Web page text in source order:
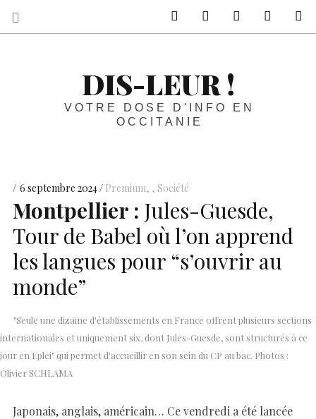
DIS-LEUR !
VOTRE DOSE D'INFO EN
OCCITANIE
6 septembre 2024 Premium, Société
Montpellier : Jules-Guesde,
Tour de Babel où l’on apprend
les langues pour “s’ouvrir au
monde”
"Seule une dizaine d'établissements en France offrent plusieurs sections
internationales et uniquement six, dont Jules-Guesde, sont structurés à ce
jour en Eplei" qui permet d'accueillir en son sein du CP au bac. Photos :
Olivier SCHLAMA
Japonais, anglais, américain… Ce vendredi a été lancée